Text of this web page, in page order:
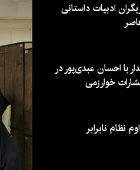
ادبیات داستانی
با احسان عبدی‌پور در
خوارزمی
نظام نابرابر